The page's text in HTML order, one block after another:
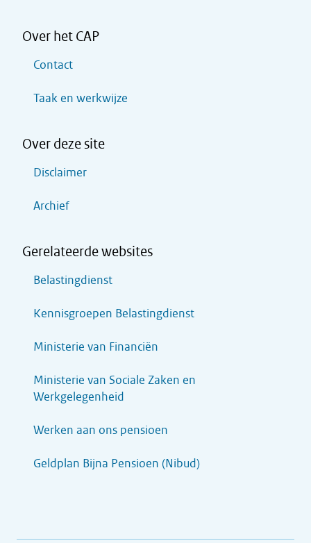
Over het CAP
Contact
Taak en werkwijze
Over deze site
Disclaimer
Archief
Gerelateerde websites
Belastingdienst
Kennisgroepen Belastingdienst
Ministerie van Financiën
Ministerie van Sociale Zaken en
Werkgelegenheid
Werken aan ons pensioen
Geldplan Bijna Pensioen (Nibud)